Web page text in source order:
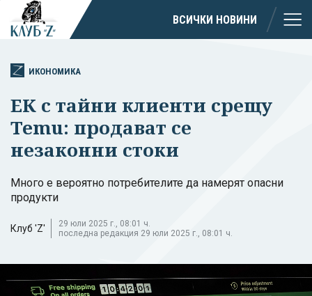
ВСИЧКИ НОВИНИ
ИКОНОМИКА
ЕК с тайни клиенти срещу
Temu: продават се
незаконни стоки
Много е вероятно потребителите да намерят опасни
продукти
Клуб 'Z'
29 юли 2025 г., 08:01 ч.
последна редакция 29 юли 2025 г., 08:01 ч.